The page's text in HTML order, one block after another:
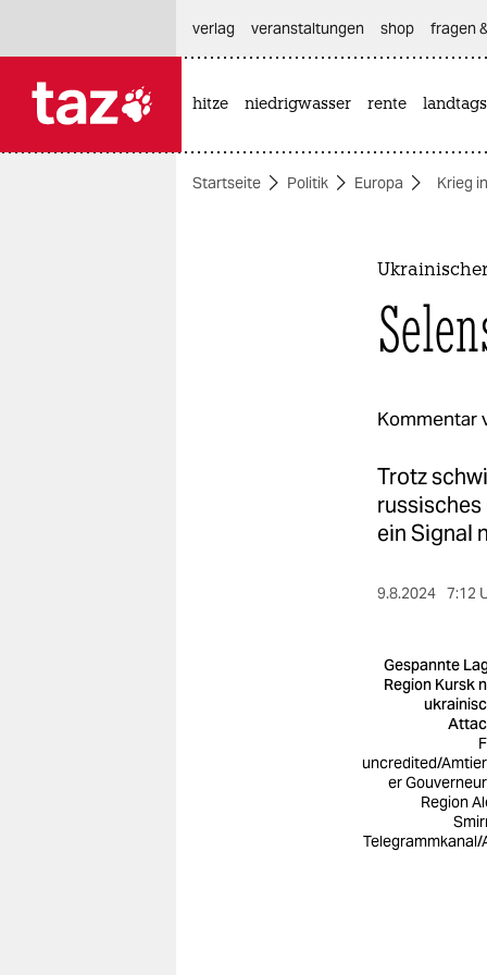
themen
verlag
veranstaltungen shop fragen
hitze niedrigwasser rente
Startseite Politik Europa Krieg
Kommentar
Trotz
ein Signal
9.8.2024 7:12
Gespannte
Region Kursk
uncredited/
er
Region
Telegrammkanal/